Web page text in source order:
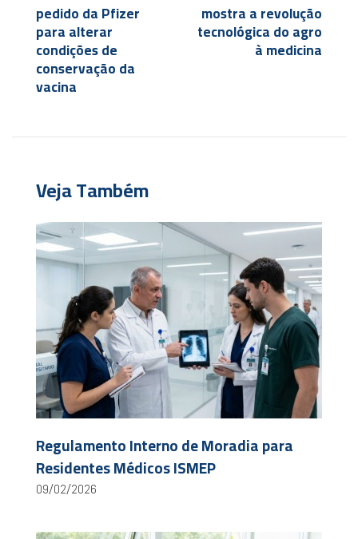
pedido da Pfizer
para alterar
condições de
conservação da
vacina
mostra a revolução
tecnológica do agro
à medicina
Veja Também
Regulamento Interno de Moradia para
Residentes Médicos ISMEP
09/02/2026